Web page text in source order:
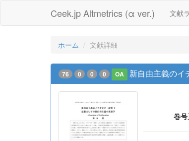
Ceek.jp Altmetrics (α ver.) 文献
ホーム 文献詳細
76 0 0 0 OA 新自由主義のイ
巻